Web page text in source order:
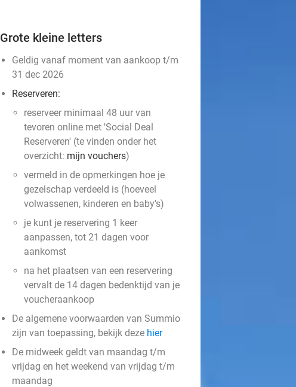
Grote kleine letters
Geldig vanaf moment van aankoop t/m
31 dec 2026
Reserveren:
reserveer minimaal 48 uur van
tevoren online met 'Social Deal
Reserveren' (te vinden onder het
overzicht: mijn vouchers)
vermeld in de opmerkingen hoe je
gezelschap verdeeld is (hoeveel
volwassenen, kinderen en baby's)
je kunt je reservering 1 keer
aanpassen, tot 21 dagen voor
aankomst
na het plaatsen van een reservering
vervalt de 14 dagen bedenktijd van je
voucheraankoop
De algemene voorwaarden van Summio
zijn van toepassing, bekijk deze hier
De midweek geldt van maandag t/m
vrijdag en het weekend van vrijdag t/m
maandag